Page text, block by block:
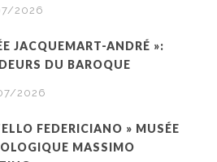
2026
JACQUEMART-ANDRÉ »:
DU BAROQUE
2026
FEDERICIANO » MUSÉE
MASSIMO